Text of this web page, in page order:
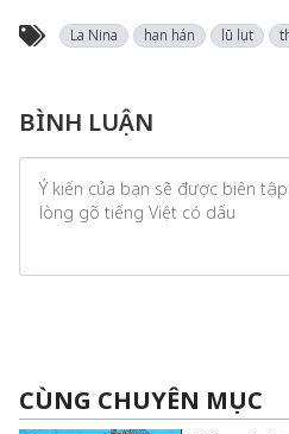
La Nina hạn hán lũ lụt
BÌNH LUẬN
CÙNG CHUYÊN MỤC